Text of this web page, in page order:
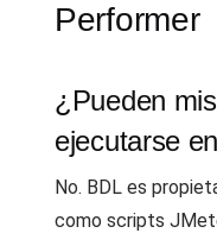
Performer
¿Pueden
ejecutarse
No. BDL es
como scripts